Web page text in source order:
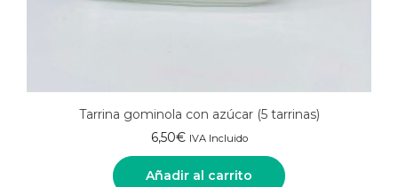
Tarrina gominola con azúcar (5 tarrinas)
6,50€ IVA Incluido
Añadir al carrito